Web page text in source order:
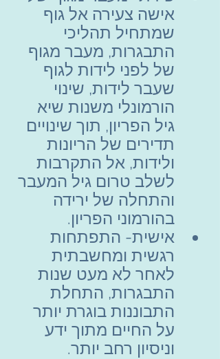
אישה צעירה אל גוף
שמתחיל תהליכי
התבגרות, מעבר מגוף
של לפני לידות לגוף
שעבר לידות, שינוי
הורמונלי משנות שיא
גיל הפריון, תוך שינויים
תדירים של הריונות
ולידות, אל התקרבות
לשלב טרום גיל המעבר
והתחלה של ירידה
בהורמוני הפריון.
אישית- התפתחות
רגשית ומחשבתית
לאחר לא מעט שנות
התבגרות, התחלת
התבוננות בוגרת יותר
על החיים מתוך ידע
וניסיון רחב יותר.